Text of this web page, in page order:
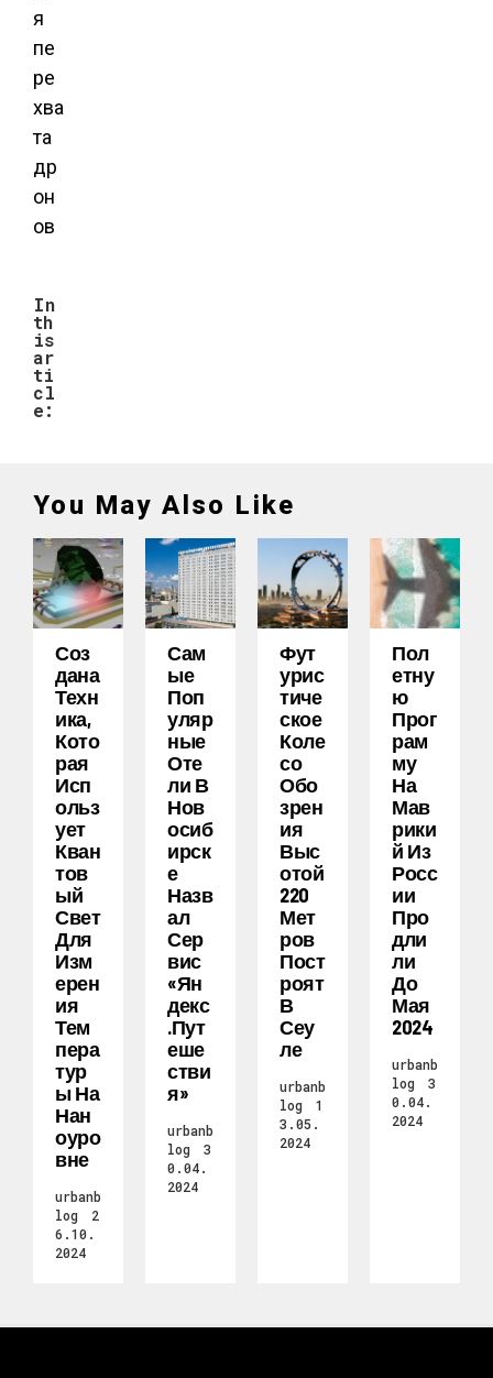
In
th
is
ar
ti
cl
e:
You May Also Like
Соз
Дана
Техн
Ика,
Кото
Рая
Исп
Ольз
Ует
Кван
Тов
Ый
Свет
Для
Изм
Ерен
Ия
Тем
Пера
Тур
Ы На
Нан
Оуро
Вне
urbanb
log
2
6.10.
2024
Сам
Ые
Поп
Уляр
Ные
Оте
Ли В
Нов
Осиб
Ирск
Е
Назв
Ал
Сер
Вис
«Ян
Декс
.Пут
Еше
Стви
Я»
urbanb
log
3
0.04.
2024
Фут
Урис
Тиче
Ское
Коле
Со
Обо
Зрен
Ия
Выс
Отой
220
Мет
Ров
Пост
Роят
В
Сеу
Ле
urbanb
log
1
3.05.
2024
Пол
Етну
Ю
Прог
Рам
Му
На
Мав
Рики
Й Из
Росс
Ии
Про
Дли
Ли
До
Мая
2024
urbanb
log
3
0.04.
2024